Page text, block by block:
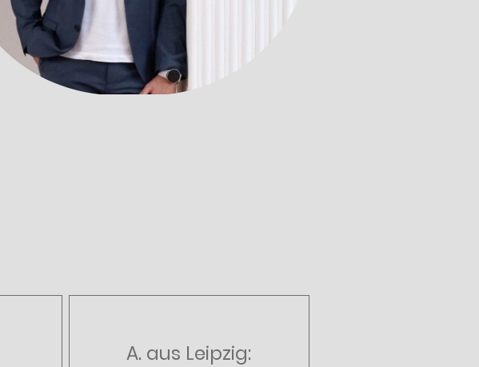
A. aus Leipzig: